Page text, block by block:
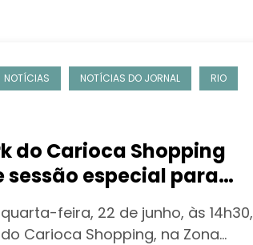
NOTÍCIAS NOTÍCIAS DO JORNAL RIO
do Carioca Shopping
sessão especial para
com transtorno do
autistafeira, 22 de junho, às 14h30,
Carioca Shopping, na Zona…